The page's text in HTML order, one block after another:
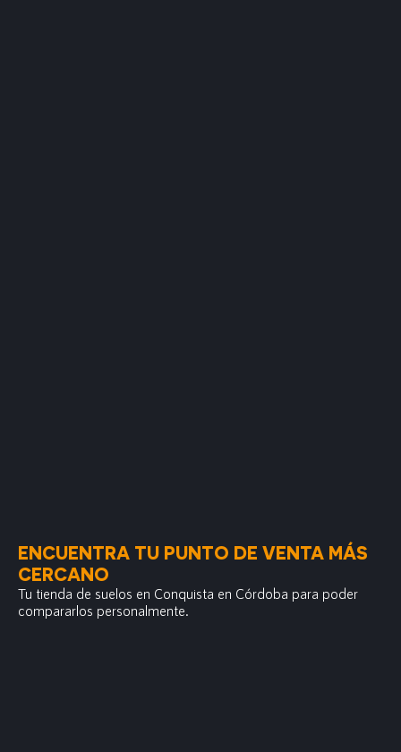
ENCUENTRA TU PUNTO DE VENTA MÁS
CERCANO
Tu tienda de suelos en Conquista en Córdoba para poder
compararlos personalmente.